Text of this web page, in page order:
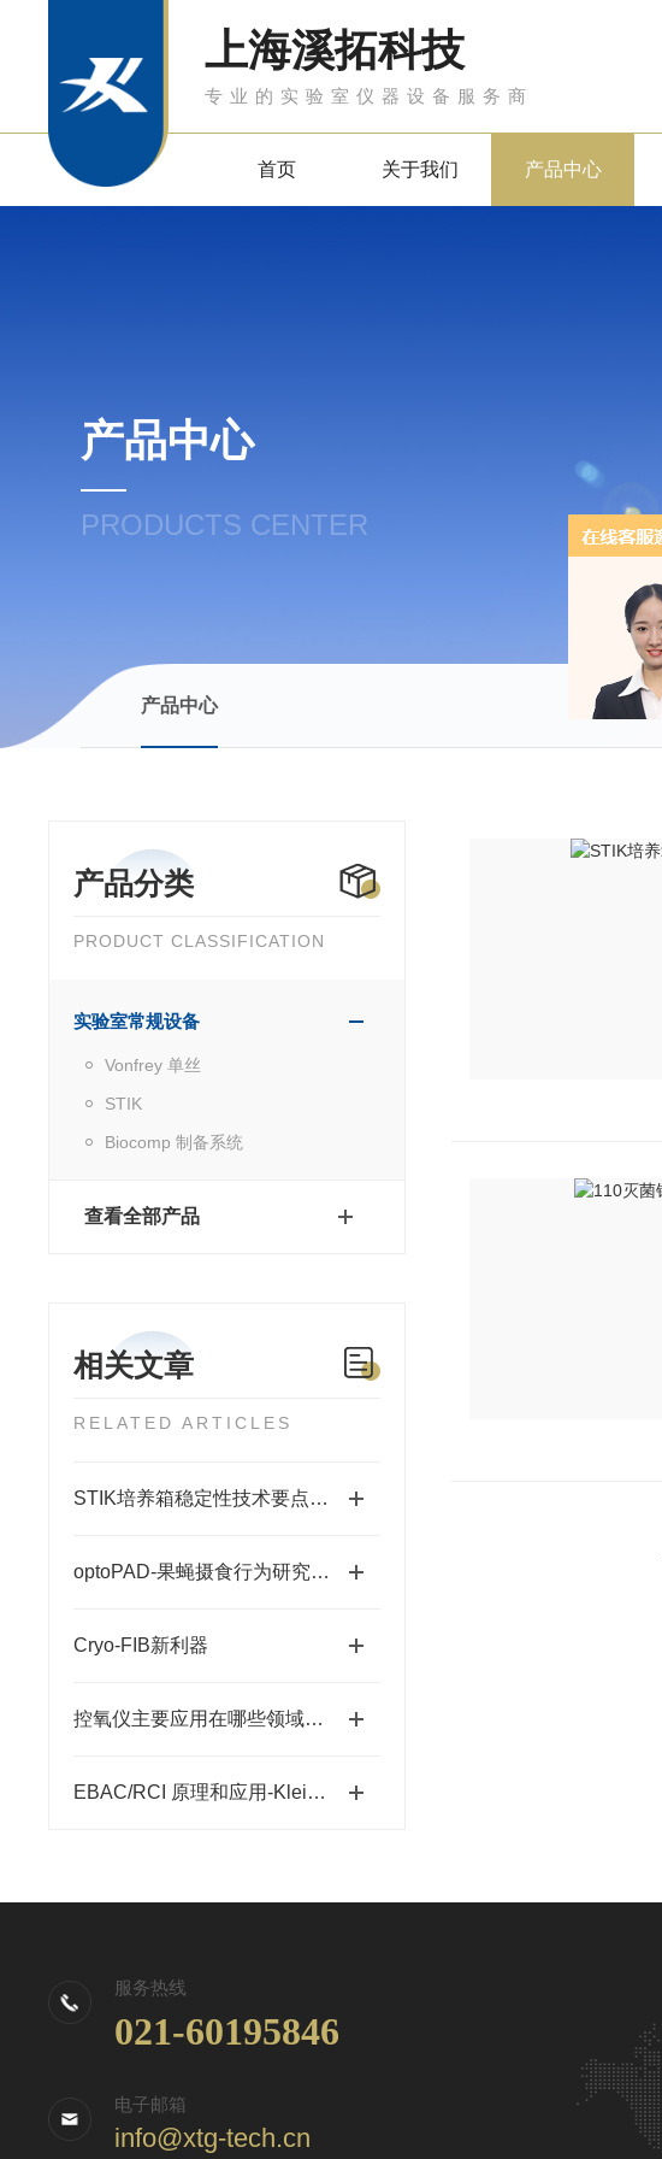
上海溪拓科技
专业的实验室仪器设备服务商
首页 关于我们 产品中心
产品中心
PRODUCTS CENTER
产品中心
产品分类
PRODUCT CLASSIFICATION
实验室常规设备
Vonfrey 单丝
STIK
Biocomp 制备系统
查看全部产品
相关文章
RELATED ARTICLES
STIK培养箱稳定性技术要点解读
optoPAD-果蝇摄食行为研究系统
Cryo-FIB新利器
控氧仪主要应用在哪些领域当中？
EBAC/RCI 原理和应用-Kleindiek EBIC放大器
服务热线
021-60195846
电子邮箱
info@xtg-tech.cn